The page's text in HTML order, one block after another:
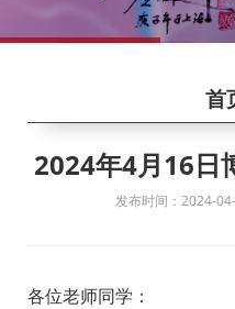
首
2024年4月16日
发布时间：2024-
各位老师同学：